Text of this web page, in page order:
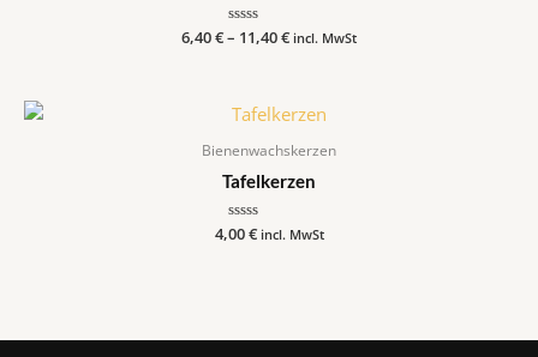
Bewertet
6,40€– 11,40€ incl. MwSt
Bienenwachskerzen
Tafelkerzen
Bewertet
4,00€ incl. MwSt